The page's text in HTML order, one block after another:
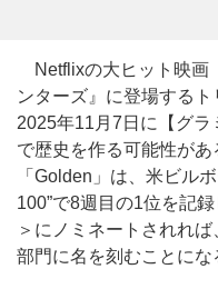
Netflixの大ヒット映画
ンターズ』に登場する
2025年11月7日に【グ
で歴史を作る可能性が
「Golden」は、米ビル
100”で8週目の1位を記
＞にノミネートされれ
部門に名を刻むことにな